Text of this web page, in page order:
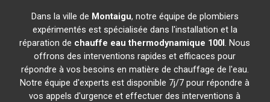
Dans la ville de Montaigu, notre équipe de plombiers
expérimentés est spécialisée dans l'installation et la
réparation de chauffe eau thermodynamique 100l. Nous
offrons des interventions rapides et efficaces pour
répondre à vos besoins en matière de chauffage de l'eau.
Notre équipe d'experts est disponible 7j/7 pour répondre à
vos appels d'urgence et effectuer des interventions à